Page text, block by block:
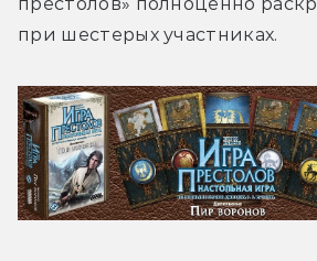
престолов» полноценно
при шестерых участниках.